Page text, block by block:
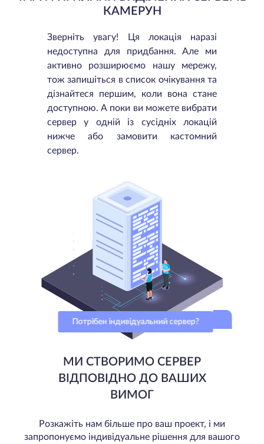
КАМЕРУН
Зверніть увагу! Ця локація наразі
недоступна для придбання. Але ми
активно розширюємо нашу мережу,
тож запишіться в список очікування та
дізнайтеся першим, коли вона стане
доступною. А поки ви можете вибрати
сервер у одній із сусідніх локацій
нижче або замовити кастомний
сервер.
Потрібен індивідуальний сервер?
МИ СТВОРИМО СЕРВЕР
ВІДПОВІДНО ДО ВАШИХ
ВИМОГ
Розкажіть нам більше про ваш проект, і ми
запропонуємо індивідуальне рішення для вашого